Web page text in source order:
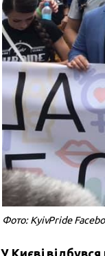
Фото: KyivPride